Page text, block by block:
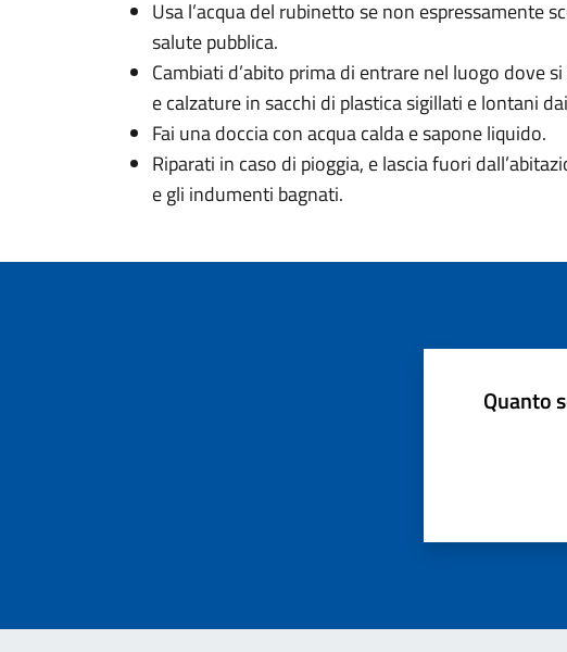
Usa l’acqua del rubinetto se non espressamente
salute pubblica.
Cambiati d’abito prima di entrare nel luogo dove
e calzature in sacchi di plastica sigillati e lontani
Fai una doccia con acqua calda e sapone liquido.
Riparati in caso di pioggia, e lascia fuori
e gli indumenti bagnati.
Quanto